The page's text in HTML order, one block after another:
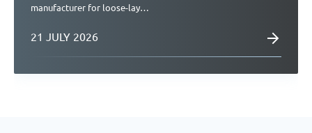
manufacturer for loose-lay…
21 JULY 2026